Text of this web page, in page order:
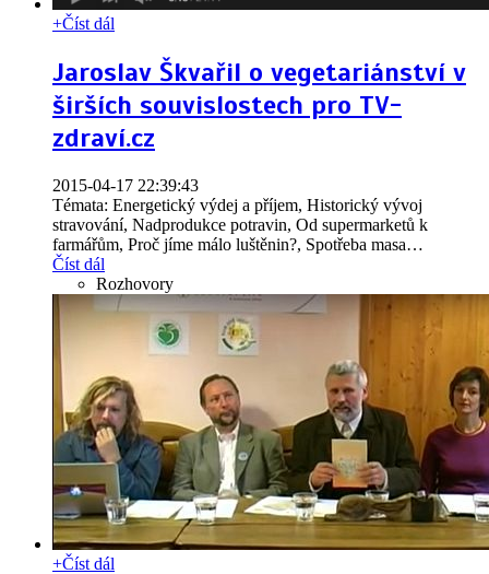
+Číst dál
Jaroslav Škvařil o vegetariánství v
širších souvislostech pro TV-
zdraví.cz
2015-04-17 22:39:43
Témata: Energetický výdej a příjem, Historický vývoj
stravování, Nadprodukce potravin, Od supermarketů k
farmářům, Proč jíme málo luštěnin?, Spotřeba masa…
Číst dál
Rozhovory
+Číst dál